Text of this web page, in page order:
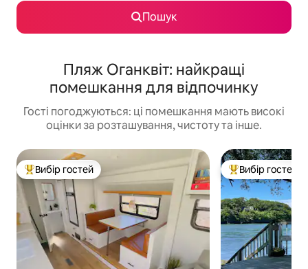
Пошук
Пляж Оганквіт: найкращі
помешкання для відпочинку
Гості погоджуються: ці помешкання мають високі
оцінки за розташування, чистоту та інше.
Топ вибір гостей
Вибір гостей Топ вибір гостей
Вибір гостей